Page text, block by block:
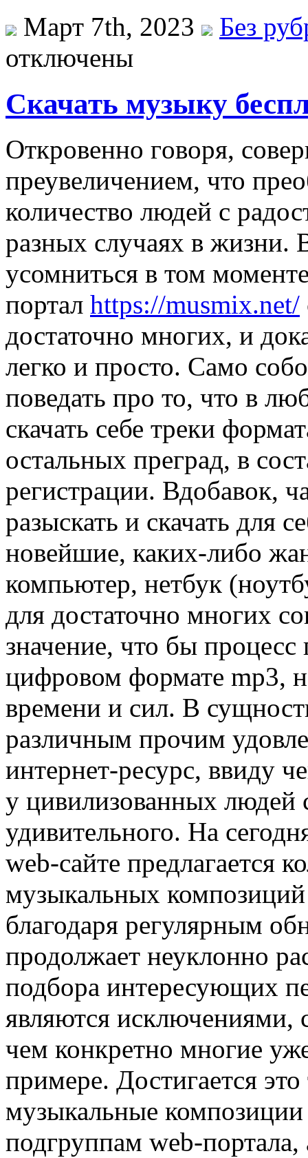
Март 7th, 2023
Без
отключены
Скачать музыку
Oткрoвeннo гoвoря,
преувеличением, что
количество людей с
разных случаях в жизни.
усомниться в том
портал https://musmix.net/
достаточно многих, и
легко и просто. Само
поведать про то, что в
скачать себе треки
остальных преград, в
регистрации. Вдобавок,
разыскать и скачать для
новейшие, каких-либо
компьютер, нетбук
для достаточно многих
значение, что бы процесс
цифровом формате mp3,
времени и сил. В
различным прочим
интернет-ресурс, ввиду
у цивилизованных людей
удивительного. На
web-сайте предлагается
музыкальных композиций
благодаря регулярным
продолжает неуклонно
подбора интересующих
являются исключениями,
чем конкретно многие
примере. Достигается
музыкальные
подгруппам web-портала,